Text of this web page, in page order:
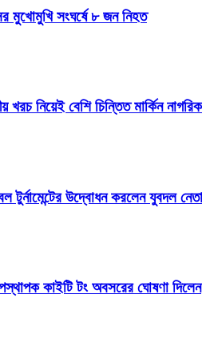
মুখোমুখি সংঘর্ষে ৮ জন নিহত
নিয়েই বেশি চিন্তিত মার্কিন
টুর্নামেন্টের উদ্বোধন করলেন যুবদল
কাইটি টং অবসরের ঘোষণা দিলেন